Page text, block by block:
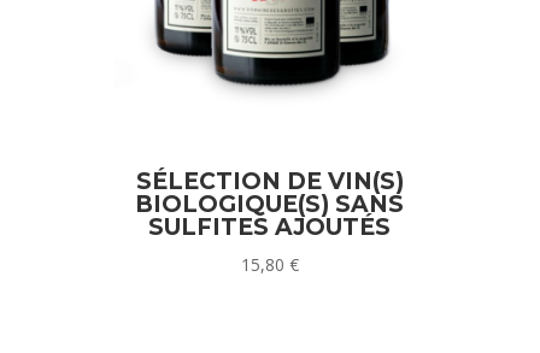
SÉLECTION DE VIN(S)
BIOLOGIQUE(S) SANS
SULFITES AJOUTÉS
15,80 €